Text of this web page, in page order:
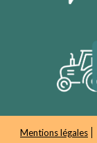
Mentions légales